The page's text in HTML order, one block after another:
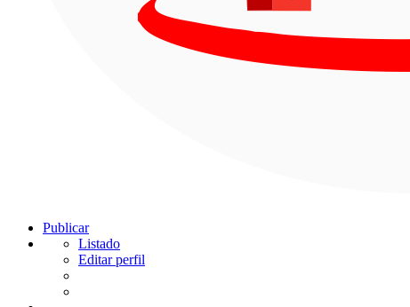
Santa Clara del Mar
Publicar
Listado
Editar perfil